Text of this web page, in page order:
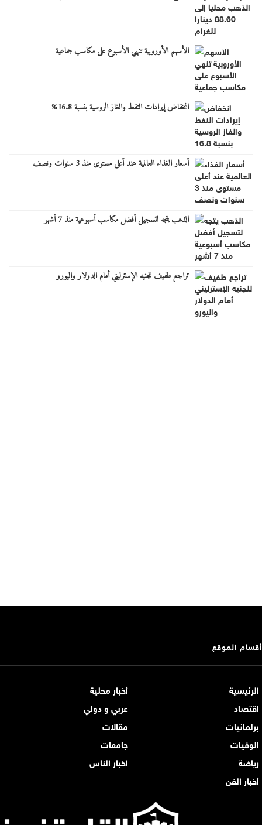
الأسهم الأوروبية تنهي الأسبوع على مكاسب جماعية
انخفاض إيرادات النفط والغاز الروسية بنسبة 16.8%
أسعار الغذاء العالمية عند أعلى مستوى منذ 3 سنوات ونصف
الذهب يتجه لتسجيل أفضل مكاسب أسبوعية منذ 7 أشهر
تراجع طفيف للجنيه الإسترليني أمام الدولار واليورو
أقسام الموقع
الرئيسية
أخبار محلية
اقتصاد
عربي و دولي
برلمانيات
مقالات
الوفيات
جامعات
رياضة
اخبار الناس
أخبار الفن